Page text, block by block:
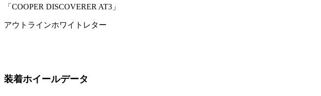
「COOPER DISCOVERER AT3」
アウトラインホワイトレター
装着ホイールデータ